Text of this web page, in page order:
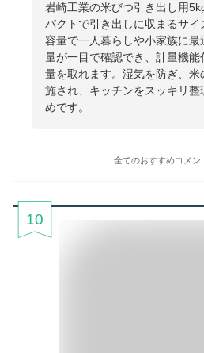
岩崎工業の米びつ引き出し用
パクトで引き出しに収まるサ
容量で一人暮らしや小家族に
量が一目で確認でき、計量機能
量を取れます。湿気を防ぎ、
施され、キッチンをスッキリ整
めです。
全てのおすすめコメン
10